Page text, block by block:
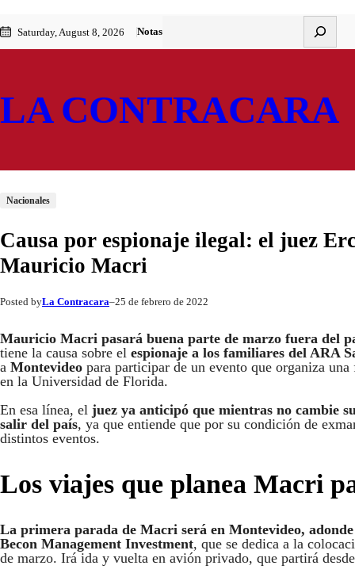
al
contenido
to
content
Saturday, August 8, 2026 Notas
LA CONTRACARA
Nacionales
Causa por espionaje ilegal: el juez
Mauricio Macri
Posted byLa Contracara–25 de febrero de 2022
Mauricio Macri pasará buena parte de marzo fuera del
tiene la causa sobre el espionaje a los familiares del ARA
a Montevideo para participar de un evento que organiza
en la Universidad de Florida.
En esa línea, el juez ya anticipó que mientras no cambie
salir del país, ya que entiende que por su condición de
distintos eventos.
Los viajes que planea Macri
La primera parada de Macri será en Montevideo,
Becon Management Investment, que se dedica a la
de marzo. Irá ida y vuelta en avión privado, que partirá